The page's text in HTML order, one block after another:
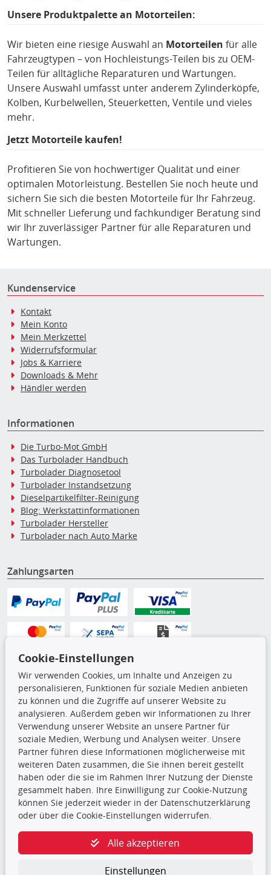
Unsere Produktpalette an Motorteilen:
Wir bieten eine riesige Auswahl an Motorteilen für alle
Fahrzeugtypen – von Hochleistungs-Teilen bis zu OEM-
Teilen für alltägliche Reparaturen und Wartungen.
Unsere Auswahl umfasst unter anderem Zylinderköpfe,
Kolben, Kurbelwellen, Steuerketten, Ventile und vieles
mehr.
Jetzt Motorteile kaufen!
Profitieren Sie von hochwertiger Qualität und einer
optimalen Motorleistung. Bestellen Sie noch heute und
sichern Sie sich die besten Motorteile für Ihr Fahrzeug.
Mit schneller Lieferung und fachkundiger Beratung sind
wir Ihr zuverlässiger Partner für alle Reparaturen und
Wartungen.
Kundenservice
Kontakt
Mein Konto
Mein Merkzettel
Widerrufsformular
Jobs & Karriere
Downloads & Mehr
Händler werden
Informationen
Die Turbo-Mot GmbH
Das Turbolader Handbuch
Turbolader Diagnosetool
Turbolader Instandsetzung
Dieselpartikelfilter-Reinigung
Blog: Werkstattinformationen
Turbolader Hersteller
Turbolader nach Auto Marke
Zahlungsarten
Versandarten
Die hier angezeigten Daten,
Cookie-Einstellungen
Wir verwenden Cookies, um Inhalte und Anzeigen zu
personalisieren, Funktionen für soziale Medien anbieten
zu können und die Zugriffe auf unserer Website zu
analysieren. Außerdem geben wir Informationen zu Ihrer
Verwendung unserer Website an unsere Partner für
soziale Medien, Werbung und Analysen weiter. Unsere
Partner führen diese Informationen möglicherweise mit
weiteren Daten zusammen, die Sie ihnen bereit gestellt
haben oder die sie im Rahmen Ihrer Nutzung der Dienste
gesammelt haben. Ihre Einwilligung zur Cookie-Nutzung
können Sie jederzeit wieder in der Datenschutzerklärung
oder über die Cookie-Einstellungen widerrufen.
Alle akzeptieren
Einstellungen